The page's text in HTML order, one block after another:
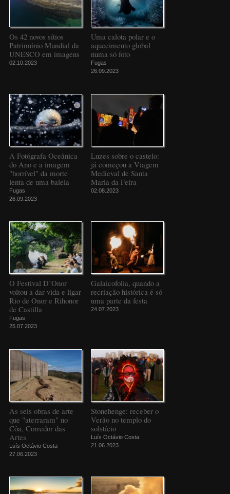
Os 42 novos sítios
Património Mundial da
UNESCO em imagens
02.10.2023
Uma calota polar e o
aquecimento global
numa só foto
Fugas
26.09.2023
A Fotógrafa Oceânica
do Ano e a imagem
"horrível" da morte
lenta de uma baleia
Fugas
26.09.2023
Luzes sobre o castelo:
já começou a Viagem
Medieval de Santa
Maria da Feira
02.08.2023
O Festival D’Onor
voltou a dar vida e ligar
Rio de Onor e Rihonor
de Castilla
Fugas
25.07.2023
Galaicofolia, quando a
recriação histórica é só
uma parte da festa
24.07.2023
As seis obras de arte
que "aterraram" no
Côa, Corredor das
Artes
Luís Octávio Costa
27.06.2023
Stonehenge: receber o
Verão no templo do
solstício
Luís Octávio Costa
21.06.2023